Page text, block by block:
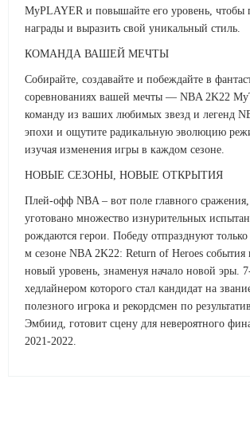
MyPLAYER и повышайте его уровень, чтобы
награды и выразить свой уникальный стиль.
КОМАНДА ВАШЕЙ МЕЧТЫ
Собирайте, создавайте и побеждайте в
соревнованиях вашей мечты — NBA 2K22
команду из ваших любимых звезд и легенд
эпохи и ощутите радикальную эволюцию
изучая изменения игры в каждом сезоне.
НОВЫЕ СЕЗОНЫ, НОВЫЕ ОТКРЫТИЯ
Плей-офф NBA – вот поле главного сражения,
уготовано множество изнурительных
рождаются герои. Победу отпразднуют
м сезоне NBA 2K22: Return of Heroes события
новый уровень, знаменуя начало новой эры.
хедлайнером которого стал кандидат на
полезного игрока и рекордсмен по
Эмбиид, готовит сцену для невероятного
2021-2022.